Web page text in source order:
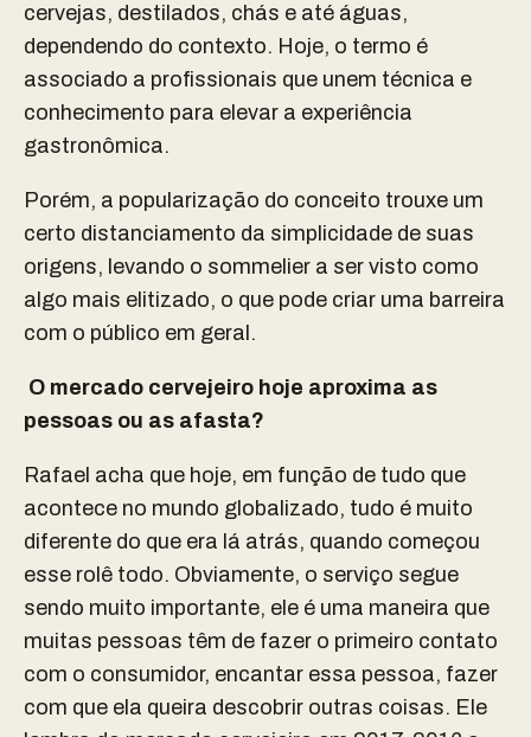
cervejas, destilados, chás e até águas,
dependendo do contexto. Hoje, o termo é
associado a profissionais que unem técnica e
conhecimento para elevar a experiência
gastronômica.
Porém, a popularização do conceito trouxe um
certo distanciamento da simplicidade de suas
origens, levando o sommelier a ser visto como
algo mais elitizado, o que pode criar uma barreira
com o público em geral.
O mercado cervejeiro hoje aproxima as
pessoas ou as afasta?
Rafael acha que hoje, em função de tudo que
acontece no mundo globalizado, tudo é muito
diferente do que era lá atrás, quando começou
esse rolê todo. Obviamente, o serviço segue
sendo muito importante, ele é uma maneira que
muitas pessoas têm de fazer o primeiro contato
com o consumidor, encantar essa pessoa, fazer
com que ela queira descobrir outras coisas. Ele